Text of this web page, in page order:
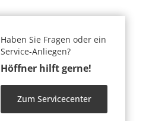
Haben Sie Fragen oder ein
Service-Anliegen?
Höffner hilft gerne!
Zum Servicecenter